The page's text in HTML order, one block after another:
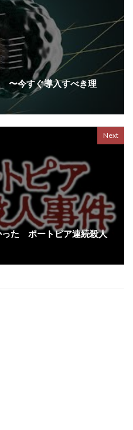
〜今すぐ導入すべき理
Next
った ポートピア連続殺人